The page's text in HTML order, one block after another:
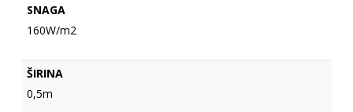
SNAGA
160W/m2
ŠIRINA
0,5m